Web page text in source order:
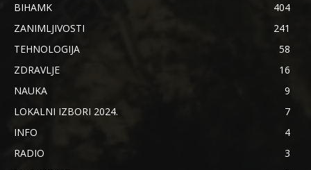
BIHAMK
404
ZANIMLJIVOSTI
241
TEHNOLOGIJA
58
ZDRAVLJE
16
NAUKA
9
LOKALNI IZBORI 2024.
7
INFO
4
RADIO
3